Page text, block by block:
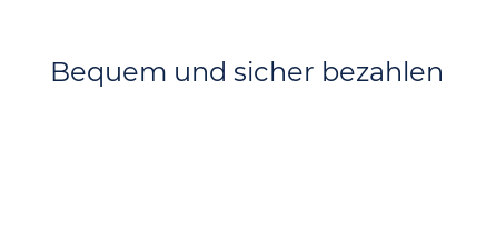
Bequem und sicher bezahlen